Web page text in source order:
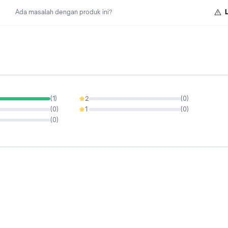
Ada masalah dengan produk ini?
(1)
(0)
(0)
2 (0)
0%
1 (0)
0%